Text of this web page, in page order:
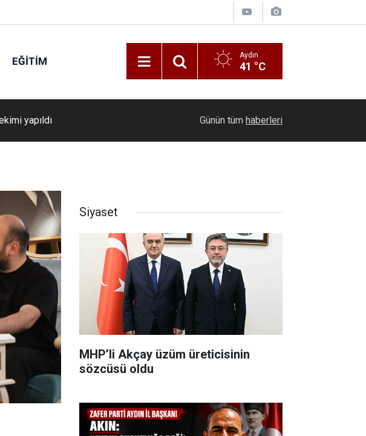
EĞITIM Aydın
41 °C
Besilik sığırlara yönelik kontrol ve denetimler
Günün tüm haberleri
Siyaset
MHP’li Akçay üzüm üreticisinin
sözcüsü oldu